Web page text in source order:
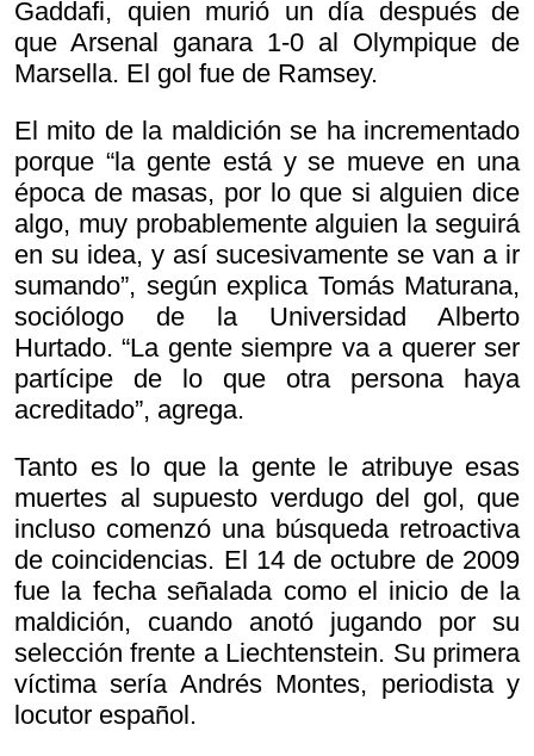
Gaddafi, quien murió un día después de
que Arsenal ganara 1-0 al Olympique de
Marsella. El gol fue de Ramsey.
El mito de la maldición se ha incrementado
porque “la gente está y se mueve en una
época de masas, por lo que si alguien dice
algo, muy probablemente alguien la seguirá
en su idea, y así sucesivamente se van a ir
sumando”, según explica Tomás Maturana,
sociólogo de la Universidad Alberto
Hurtado. “La gente siempre va a querer ser
partícipe de lo que otra persona haya
acreditado”, agrega.
Tanto es lo que la gente le atribuye esas
muertes al supuesto verdugo del gol, que
incluso comenzó una búsqueda retroactiva
de coincidencias. El 14 de octubre de 2009
fue la fecha señalada como el inicio de la
maldición, cuando anotó jugando por su
selección frente a Liechtenstein. Su primera
víctima sería Andrés Montes, periodista y
locutor español.